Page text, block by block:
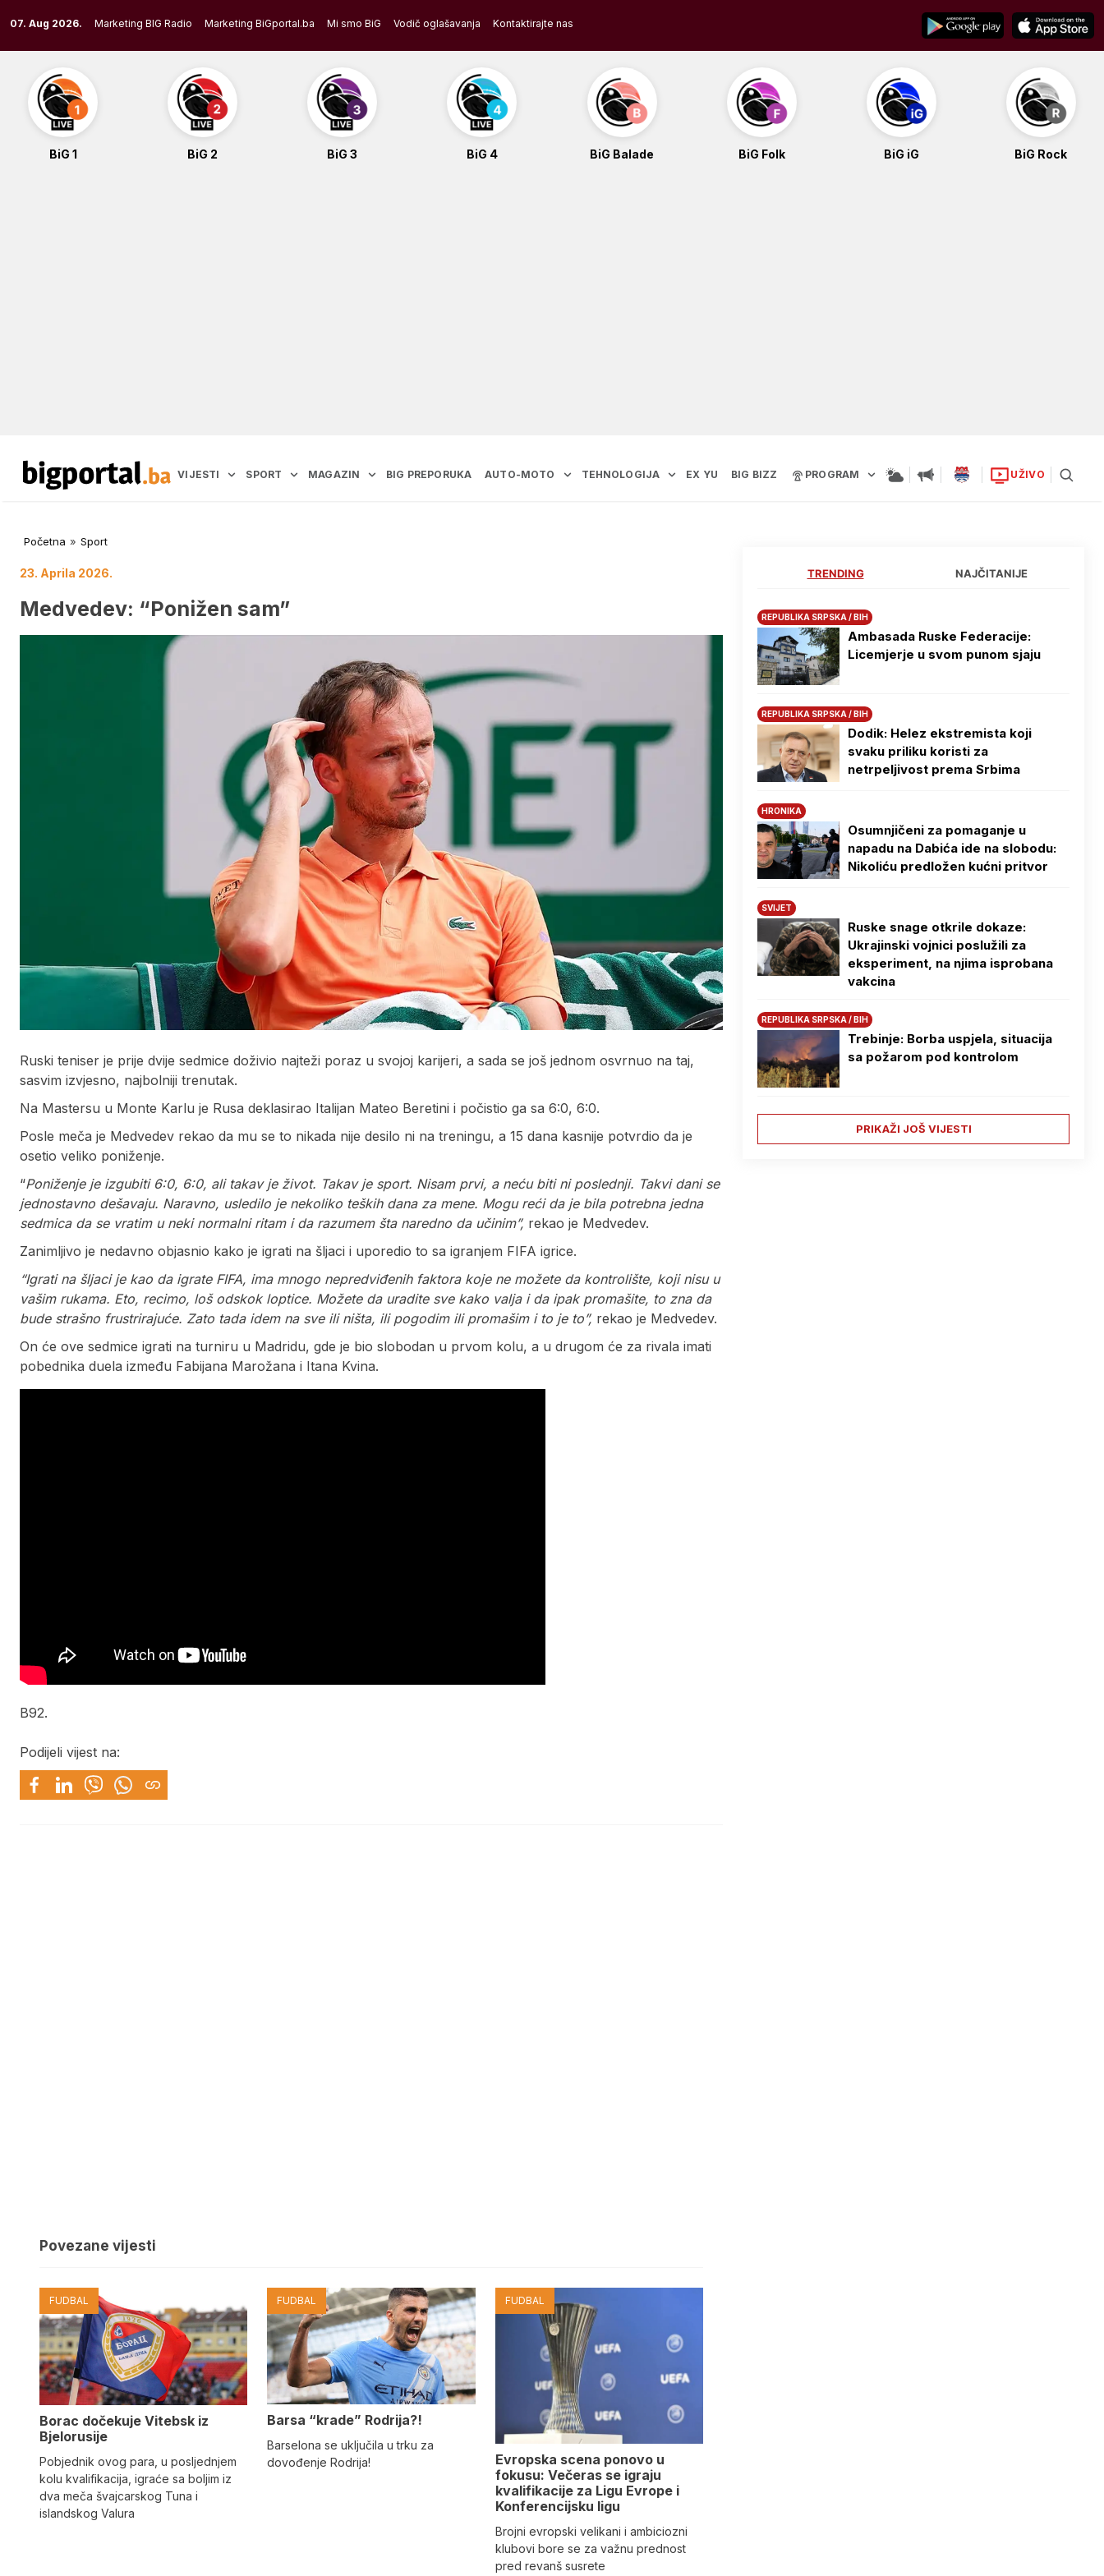
to
content
07. Aug 2026. Marketing BIG Radio Marketing BiGportal.ba Mi smo BiG Vodič oglašavanja Kontaktirajte nas
BiG 1 BiG 2 BiG 3 BiG 4 BiG Balade BiG Folk BiG iG BiG Rock
VIJESTI SPORT MAGAZIN BIG PREPORUKA AUTO-MOTO TEHNOLOGIJA EX YU BIG BIZZ PROGRAM UŽIVO
Početna » Sport
23. Aprila 2026.
Medvedev: “Ponižen sam”
Ruski teniser je prije dvije sedmice doživio najteži poraz u svojoj karijeri, a sada se još jednom osvrnuo na taj,
sasvim izvjesno, najbolniji trenutak.
Na Mastersu u Monte Karlu je Rusa deklasirao Italijan Mateo Beretini i počistio ga sa 6:0, 6:0.
Posle meča je Medvedev rekao da mu se to nikada nije desilo ni na treningu, a 15 dana kasnije potvrdio da je
osetio veliko poniženje.
“Poniženje je izgubiti 6:0, 6:0, ali takav je život. Takav je sport. Nisam prvi, a neću biti ni poslednji. Takvi dani se
jednostavno dešavaju. Naravno, usledilo je nekoliko teških dana za mene. Mogu reći da je bila potrebna jedna
sedmica da se vratim u neki normalni ritam i da razumem šta naredno da učinim”, rekao je Medvedev.
Zanimljivo je nedavno objasnio kako je igrati na šljaci i uporedio to sa igranjem FIFA igrice.
“Igrati na šljaci je kao da igrate FIFA, ima mnogo nepredviđenih faktora koje ne možete da kontrolište, koji nisu u
vašim rukama. Eto, recimo, loš odskok loptice. Možete da uradite sve kako valja i da ipak promašite, to zna da
bude strašno frustrirajuće. Zato tada idem na sve ili ništa, ili pogodim ili promašim i to je to”, rekao je Medvedev.
On će ove sedmice igrati na turniru u Madridu, gde je bio slobodan u prvom kolu, a u drugom će za rivala imati
pobednika duela između Fabijana Marožana i Itana Kvina.
B92.
Podijeli vijest na:
Povezane vijesti
FUDBAL
Borac dočekuje Vitebsk iz
Bjelorusije
Pobjednik ovog para, u posljednjem
kolu kvalifikacija, igraće sa boljim iz
dva meča švajcarskog Tuna i
islandskog Valura
FUDBAL
Barsa “krade” Rodrija?!
Barselona se uključila u trku za
dovođenje Rodrija!
FUDBAL
Evropska scena ponovo u
fokusu: Večeras se igraju
kvalifikacije za Ligu Evrope i
Konferencijsku ligu
Brojni evropski velikani i ambiciozni
klubovi bore se za važnu prednost
pred revanš susrete
TRENDING NAJČITANIJE
REPUBLIKA SRPSKA / BIH
Ambasada Ruske Federacije:
Licemjerje u svom punom sjaju
REPUBLIKA SRPSKA / BIH
Dodik: Helez ekstremista koji
svaku priliku koristi za
netrpeljivost prema Srbima
HRONIKA
Osumnjičeni za pomaganje u
napadu na Dabića ide na slobodu:
Nikoliću predložen kućni pritvor
SVIJET
Ruske snage otkrile dokaze:
Ukrajinski vojnici poslužili za
eksperiment, na njima isprobana
vakcina
REPUBLIKA SRPSKA / BIH
Trebinje: Borba uspjela, situacija
sa požarom pod kontrolom
PRIKAŽI JOŠ VIJESTI